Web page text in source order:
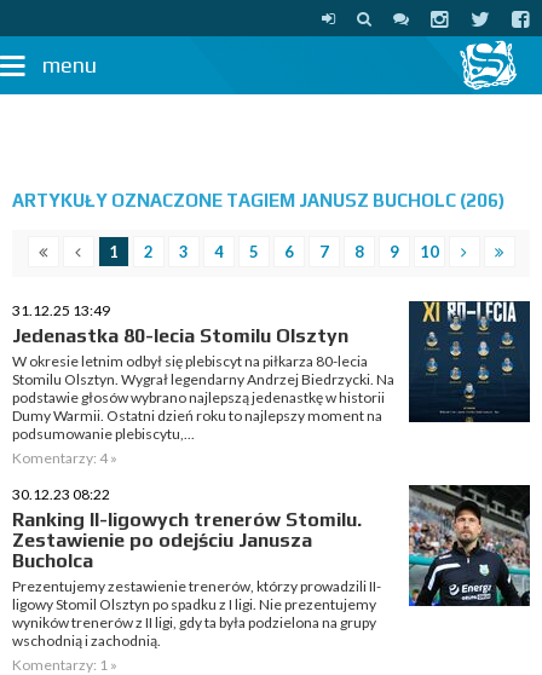
menu
ARTYKUŁY OZNACZONE TAGIEM JANUSZ BUCHOLC (206)
1 2 3 4 5 6 7 8 9 10
31.12.25 13:49
Jedenastka 80-lecia Stomilu Olsztyn
W okresie letnim odbył się plebiscyt na piłkarza 80-lecia
Stomilu Olsztyn. Wygrał legendarny Andrzej Biedrzycki. Na
podstawie głosów wybrano najlepszą jedenastkę w historii
Dumy Warmii. Ostatni dzień roku to najlepszy moment na
podsumowanie plebiscytu,...
Komentarzy: 4 »
30.12.23 08:22
Ranking II-ligowych trenerów Stomilu.
Zestawienie po odejściu Janusza
Bucholca
Prezentujemy zestawienie trenerów, którzy prowadzili II-
ligowy Stomil Olsztyn po spadku z I ligi. Nie prezentujemy
wyników trenerów z II ligi, gdy ta była podzielona na grupy
wschodnią i zachodnią.
Komentarzy: 1 »